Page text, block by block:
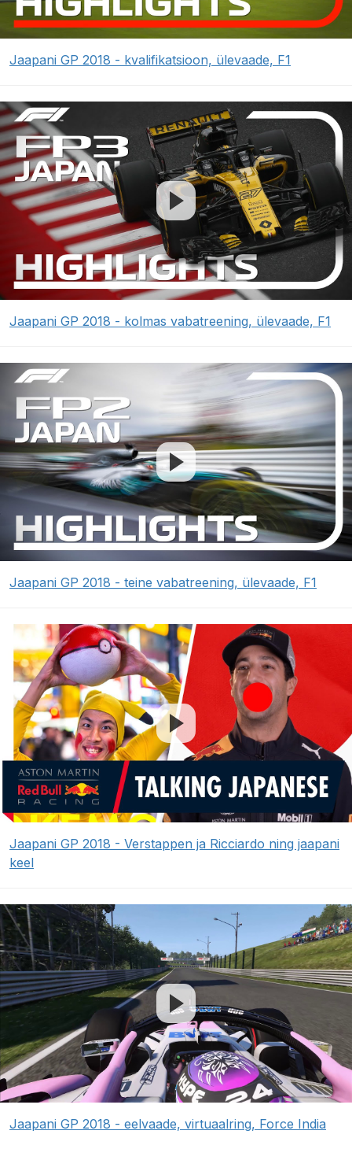
Jaapani GP 2018 - kvalifikatsioon, ülevaade, F1
Jaapani GP 2018 - kolmas vabatreening, ülevaade, F1
Jaapani GP 2018 - teine vabatreening, ülevaade, F1
Jaapani GP 2018 - Verstappen ja Ricciardo ning jaapani
keel
Jaapani GP 2018 - eelvaade, virtuaalring, Force India